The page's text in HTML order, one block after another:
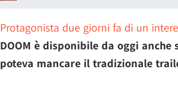
Protagonista due giorni fa di un
DOOM è disponibile da oggi
poteva mancare il tradizionale